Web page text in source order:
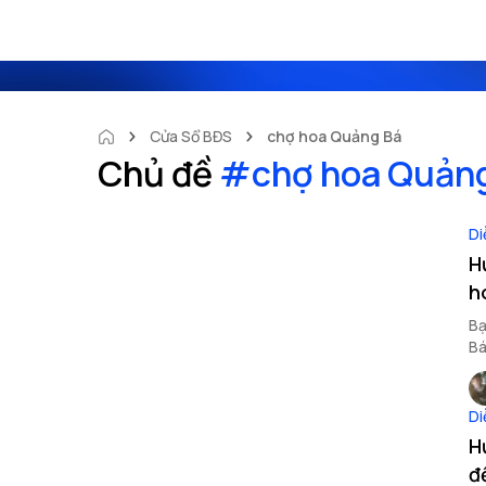
Cửa Sổ BĐS chợ hoa Quảng Bá
Chủ đề #chợ hoa